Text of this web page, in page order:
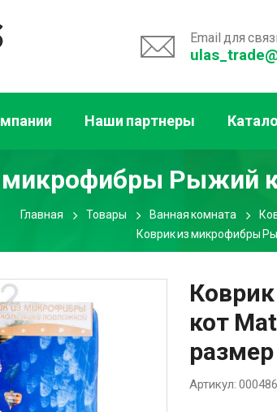
Email для
Наши партнеры
Рыжий
Главная Товары Ванная комната
Коврик из микрофибры
кот
Артикул: 000486